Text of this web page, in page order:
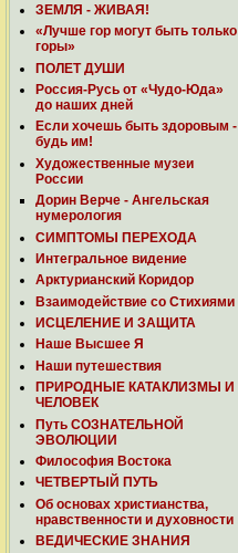
ЗЕМЛЯ - ЖИВАЯ!
«Лучше гор могут быть только
горы»
ПОЛЕТ ДУШИ
Россия-Русь от «Чудо-Юда»
до наших дней
Если хочешь быть здоровым -
будь им!
Художественные музеи
России
Дорин Верче - Ангельская
нумерология
СИМПТОМЫ ПЕРЕХОДА
Интегральное видение
Арктурианский Коридор
Взаимодействие со Стихиями
ИСЦЕЛЕНИЕ И ЗАЩИТА
Наше Высшее Я
Наши путешествия
ПРИРОДНЫЕ КАТАКЛИЗМЫ И
ЧЕЛОВЕК
Путь СОЗНАТЕЛЬНОЙ
ЭВОЛЮЦИИ
Философия Востока
ЧЕТВЕРТЫЙ ПУТЬ
Об основах христианства,
нравственности и духовности
ВЕДИЧЕСКИЕ ЗНАНИЯ